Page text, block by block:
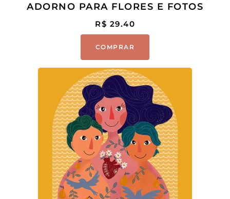
ADORNO PARA FLORES E FOTOS
R$ 29.40
COMPRAR